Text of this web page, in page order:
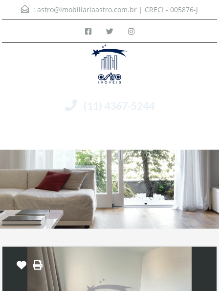
: astro@imobiliariaastro.com.br | CRECI - 005876-J
(11) 4367-5244